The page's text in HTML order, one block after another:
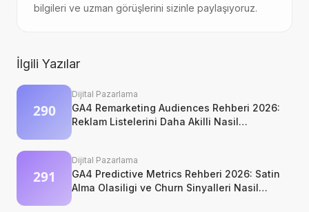
bilgileri ve uzman görüşlerini sizinle paylaşıyoruz.
İlgili Yazılar
Dijital Pazarlama
GA4 Remarketing Audiences Rehberi 2026:
Reklam Listelerini Daha Akilli Nasil
Dijital Pazarlama
GA4 Predictive Metrics Rehberi 2026: Satin
Alma Olasiligi ve Churn Sinyalleri Nasil